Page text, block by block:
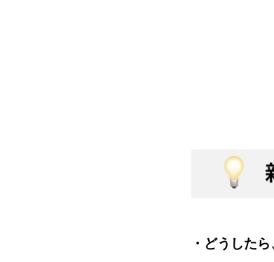
・どうした